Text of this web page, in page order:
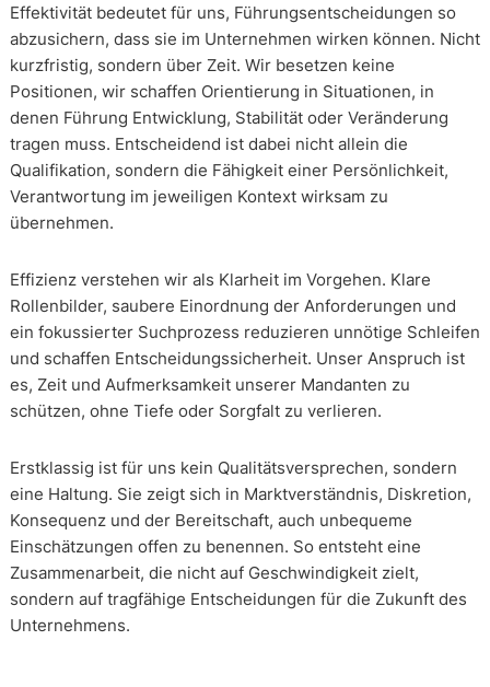
Effektivität bedeutet für uns, Führungsentscheidungen so
abzusichern, dass sie im Unternehmen wirken können. Nicht
kurzfristig, sondern über Zeit. Wir besetzen keine
Positionen, wir schaffen Orientierung in Situationen, in
denen Führung Entwicklung, Stabilität oder Veränderung
tragen muss. Entscheidend ist dabei nicht allein die
Qualifikation, sondern die Fähigkeit einer Persönlichkeit,
Verantwortung im jeweiligen Kontext wirksam zu
übernehmen.
Effizienz verstehen wir als Klarheit im Vorgehen. Klare
Rollenbilder, saubere Einordnung der Anforderungen und
ein fokussierter Suchprozess reduzieren unnötige Schleifen
und schaffen Entscheidungssicherheit. Unser Anspruch ist
es, Zeit und Aufmerksamkeit unserer Mandanten zu
schützen, ohne Tiefe oder Sorgfalt zu verlieren.
Erstklassig ist für uns kein Qualitätsversprechen, sondern
eine Haltung. Sie zeigt sich in Marktverständnis, Diskretion,
Konsequenz und der Bereitschaft, auch unbequeme
Einschätzungen offen zu benennen. So entsteht eine
Zusammenarbeit, die nicht auf Geschwindigkeit zielt,
sondern auf tragfähige Entscheidungen für die Zukunft des
Unternehmens.